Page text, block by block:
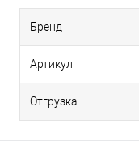
Бренд
Артикул
Отгрузка